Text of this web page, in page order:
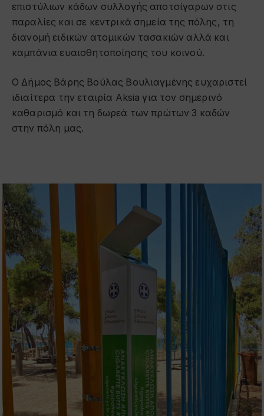
επιστύλιων κάδων συλλογής αποτσίγαρων στις
παραλίες και σε κεντρικά σημεία της πόλης, τη
διανομή ειδικών ατομικών τασακιών αλλά και
καμπάνια ευαισθητοποίησης του κοινού.
Ο Δήμος Βάρης Βούλας Βουλιαγμένης ευχαριστεί
ιδιαίτερα την εταιρία Aksia για τον σημερινό
καθαρισμό και τη δωρεά των πρώτων 3 καδών
στην πόλη μας.